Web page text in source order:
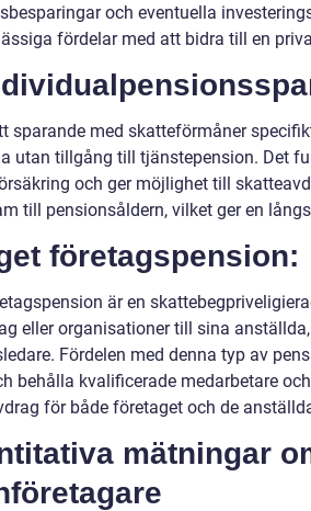
och eventuella
fördelar med att bidra till en
sparande med skatteförmåner
utan tillgång till tjänstepension. Det
och ger möjlighet till
till pensionsåldern, vilket ger en
företagspension:
är en
eller organisationer till sina
Fördelen med denna typ av
behålla kvalificerade medarbetare
för både företaget och de
mätningar